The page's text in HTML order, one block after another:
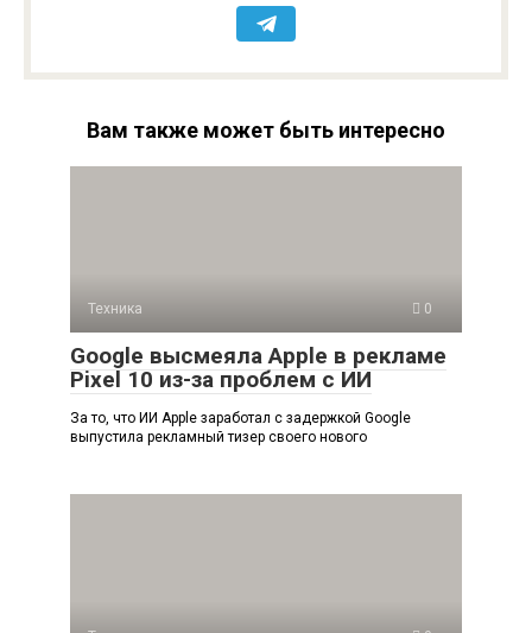
Вам также может быть интересно
Техника 0
Google высмеяла Apple в рекламе
Pixel 10 из-за проблем с ИИ
За то, что ИИ Apple заработал с задержкой Google
выпустила рекламный тизер своего нового